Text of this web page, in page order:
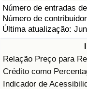
Número de entradas
Número de
Última atualização:
Relação Preço para
Crédito como
Indicador de
Indicador de Saúde
Indicador de Saúde
Poluição